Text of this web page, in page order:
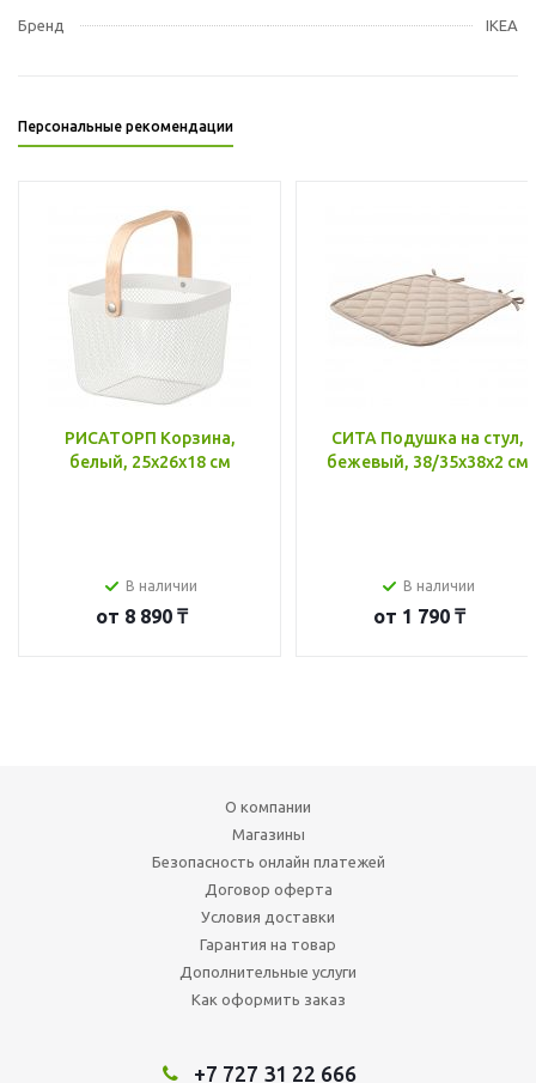
Бренд IKEA
Персональные рекомендации
РИСАТОРП Корзина,
белый, 25x26x18 см
В наличии
от 8 890 ₸
СИТА Подушка на стул,
бежевый, 38/35x38x2 см
В наличии
от 1 790 ₸
О компании
Магазины
Безопасность онлайн платежей
Договор оферта
Условия доставки
Гарантия на товар
Дополнительные услуги
Как оформить заказ
+7 727 31 22 666